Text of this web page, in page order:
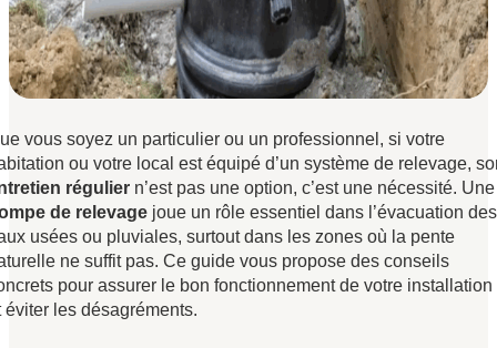
vous soyez un particulier ou un professionnel, si votre
ou votre local est équipé d’un système de relevage,
régulier n’est pas une option, c’est une nécessité. Une
de relevage joue un rôle essentiel dans l’évacuation des
usées ou pluviales, surtout dans les zones où la pente
ne suffit pas. Ce guide vous propose des conseils
pour assurer le bon fonctionnement de votre installation
éviter les désagréments.